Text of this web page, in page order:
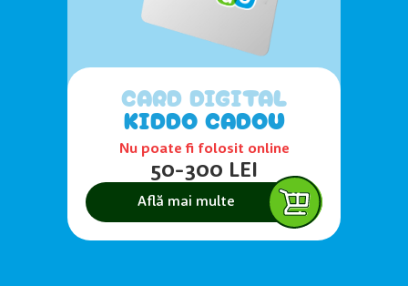
CARD DIGITAL
KIDDO CADOU
Nu poate fi folosit online
50-300 LEI
Află mai multe